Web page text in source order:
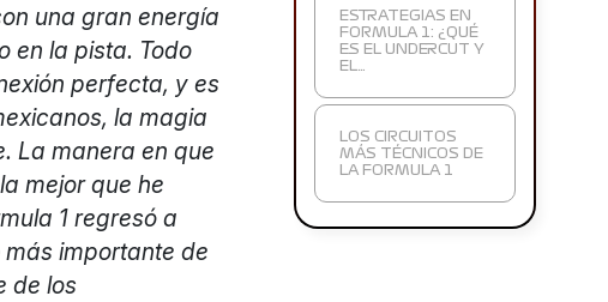
una gran energía
en la pista. Todo
perfecta, y es
la magia
La manera en que
mejor que he
1 regresó a
importante de
de los
ESTRATEGIAS EN
FORMULA 1: ¿QUÉ
ES EL UNDERCUT Y
EL…
LOS CIRCUITOS
MÁS TÉCNICOS DE
LA FORMULA 1